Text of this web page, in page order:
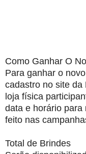
Como Ganhar O
Para ganhar o
cadastro no site da
loja física
data e horário para
feito nas
Total de Brindes